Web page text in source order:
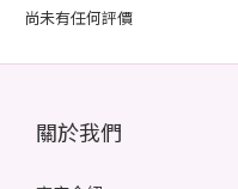
尚未有任何評價
關於我們